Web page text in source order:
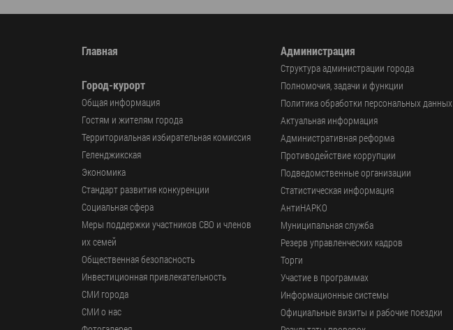
Главная
Город-курорт
Общая информация
Гостям и жителям города
Территориальная избирательная комиссия
Геленджикcкая
Экономика
Стандарт развития конкуренции
Социальная сфера
Меры поддержки участников СВО и членов
их семей
Общественная безопасность
Инвестиционная привлекательность
СМИ города
СМИ о нас
Администрация
Структура администрации города
Полномочия, задачи и функции
Политика обработки персональных данных
Актуальная информация
Административная реформа
Противодействие коррупции
Подведомственные организации
Статистическая информация
АнтиНАРКО
Муниципальная служба
Резерв управленческих кадров
Торги
Участие в программах
Информационные системы
Официальные визиты и рабочие поездки